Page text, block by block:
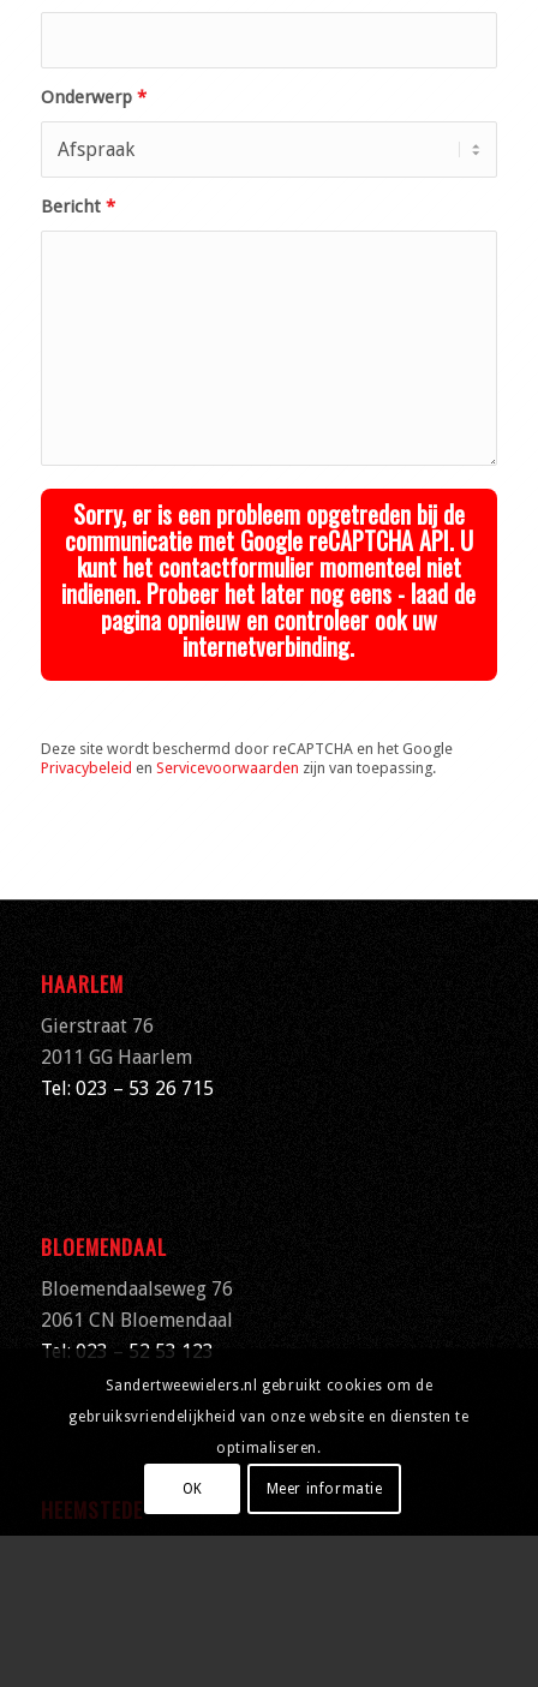
Onderwerp *
Bericht *
Sorry, er is een probleem opgetreden bij de
communicatie met Google reCAPTCHA API. U
kunt het contactformulier momenteel niet
indienen. Probeer het later nog eens - laad de
pagina opnieuw en controleer ook uw
internetverbinding.
Deze site wordt beschermd door reCAPTCHA en het Google
Privacybeleid en Servicevoorwaarden zijn van toepassing.
HAARLEM
Gierstraat 76
2011 GG Haarlem
Tel: 023 – 53 26 715
BLOEMENDAAL
Bloemendaalseweg 76
2061 CN Bloemendaal
Tel: 023 – 52 53 123
HEEMSTEDE
Sandertweewielers.nl gebruikt cookies om de
gebruiksvriendelijkheid van onze website en diensten te
optimaliseren.
OK Meer informatie